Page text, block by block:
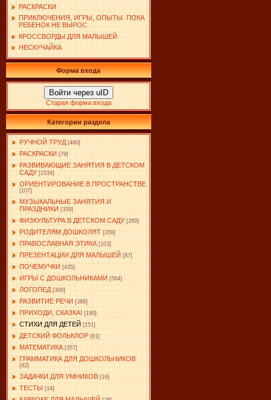
РАСКРАСКИ
ПРИКЛЮЧЕНИЯ, ИГРЫ, ОПЫТЫ. ПОКА
РЕБЕНОК НЕ ВЫРОС
КРОССВОРДЫ ДЛЯ МАЛЫШЕЙ
НЕСКУЧАЙКА
Форма входа
Войти через uID
Старая форма входа
Категории раздела
РУЧНОЙ ТРУД [480]
РАСКРАСКИ [79]
РАЗВИВАЮЩИЕ ЗАНЯТИЯ В ДЕТСКОМ
САДУ [1534]
ОРИЕНТИРОВАНИЕ В ПРОСТРАНСТВЕ
[107]
МУЗЫКАЛЬНЫЕ ЗАНЯТИЯ И
ПРАЗДНИКИ [339]
ФИЗКУЛЬТУРА В ДЕТСКОМ САДУ [260]
РОДИТЕЛЯМ ДОШКОЛЯТ [209]
ПРАВОСЛАВНАЯ ЭТИКА [103]
ПРЕЗЕНТАЦИИ ДЛЯ МАЛЫШЕЙ [87]
ПОЧЕМУЧКИ [435]
ИГРЫ С ДОШКОЛЬНИКАМИ [564]
ЛОГОПЕД [300]
РАЗВИТИЕ РЕЧИ [388]
ПРИХОДИ, СКАЗКА! [190]
СТИХИ ДЛЯ ДЕТЕЙ [151]
ДЕТСКИЙ ФОЛЬКЛОР [61]
МАТЕМАТИКА [357]
ГРАММАТИКА ДЛЯ ДОШКОЛЬНИКОВ
[82]
ЗАДАЧКИ ДЛЯ УМНИКОВ [16]
ТЕСТЫ [14]